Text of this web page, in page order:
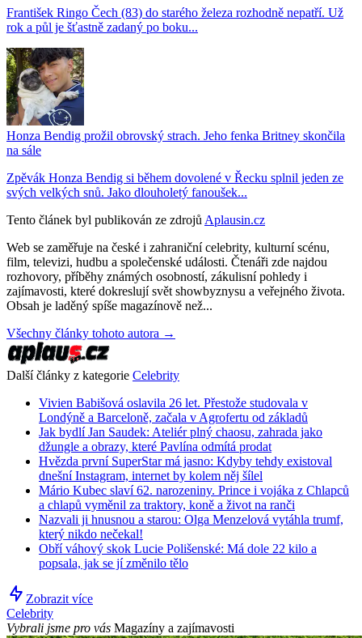
František Ringo Čech (83) do starého železa rozhodně nepatří. Už
rok a půl je šťastně zadaný po boku...
Honza Bendig prožil obrovský strach. Jeho fenka Britney skončila
na sále
Zpěvák Honza Bendig si během dovolené v Řecku splnil jeden ze
svých velkých snů. Jako dlouholetý fanoušek...
Tento článek byl publikován ze zdrojů Aplausin.cz
Web se zaměřuje na české i zahraniční celebrity, kulturní scénu,
film, televizi, hudbu a společenské události. Čtenáři zde najdou
rozhovory, příběhy známých osobností, zákulisní pohledy i
zajímavosti, které dokreslují svět showbyznysu a veřejného života.
Obsah je laděný spíše magazínově než...
Všechny články tohoto autora →
Další články z kategorie Celebrity
Vivien Babišová oslavila 26 let. Přestože studovala v
Londýně a Barceloně, začala v Agrofertu od základů
Jak bydlí Jan Saudek: Ateliér plný chaosu, zahrada jako
džungle a obrazy, které Pavlína odmítá prodat
Hvězda první SuperStar má jasno: Kdyby tehdy existoval
dnešní Instagram, internet by kolem něj šílel
Mário Kubec slaví 62. narozeniny. Prince i vojáka z Chlapců
a chlapů vyměnil za traktory, koně a život na ranči
Nazvali ji hnusnou a starou: Olga Menzelová vytáhla trumf,
který nikdo nečekal!
Obří váhový skok Lucie Polišenské: Má dole 22 kilo a
popsala, jak se jí změnilo tělo
Zobrazit více
Celebrity
Vybrali jsme pro vás Magazíny a zajímavosti